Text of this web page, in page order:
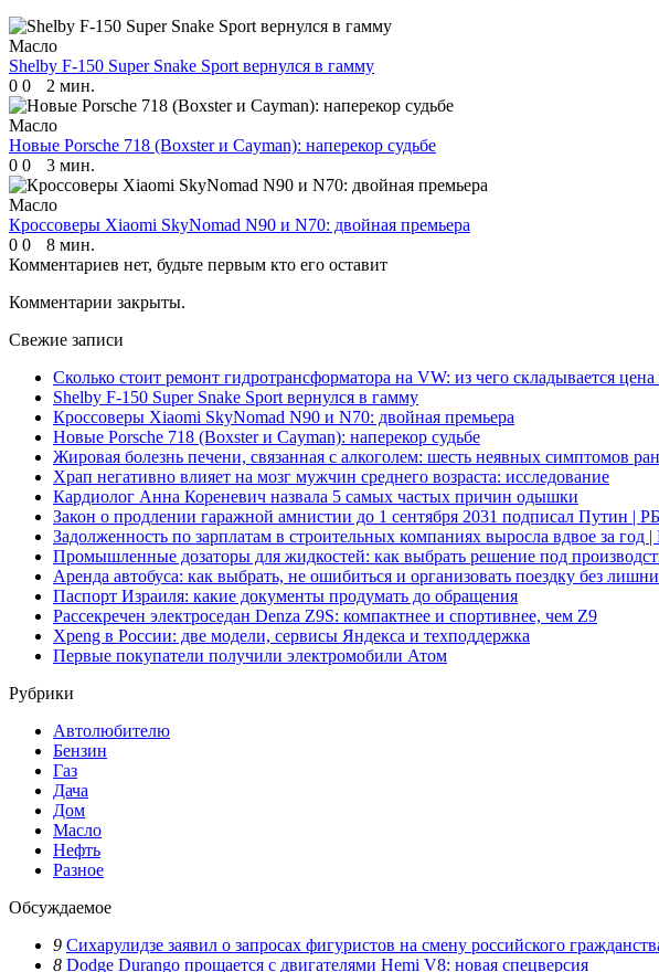
Масло
Shelby F-150 Super Snake Sport вернулся в гамму
0 0 2 мин.
Масло
Новые Porsche 718 (Boxster и Cayman): наперекор судьбе
0 0 3 мин.
Масло
Кроссоверы Xiaomi SkyNomad N90 и N70: двойная премьера
0 0
8 мин.
Комментариев нет, будьте первым кто его оставит
Комментарии закрыты.
Свежие записи
Сколько стоит ремонт гидротрансформатора на VW: из чего складывается
Shelby F-150 Super Snake Sport вернулся в гамму
Кроссоверы Xiaomi SkyNomad N90 и N70: двойная премьера
Новые Porsche 718 (Boxster и Cayman): наперекор судьбе
Жировая болезнь печени, связанная с алкоголем: шесть неявных симптомов
Храп негативно влияет на мозг мужчин среднего возраста: исследование
Кардиолог Анна Кореневич назвала 5 самых частых причин одышки
Закон о продлении гаражной амнистии до 1 сентября 2031 подписал Путин |
Задолженность по зарплатам в строительных компаниях выросла вдвое за
Промышленные дозаторы для жидкостей: как выбрать решение под
Аренда автобуса: как выбрать, не ошибиться и организовать поездку без
Паспорт Израиля: какие документы продумать до обращения
Рассекречен электроседан Denza Z9S: компактнее и спортивнее, чем Z9
Xpeng в России: две модели, сервисы Яндекса и техподдержка
Первые покупатели получили электромобили Атом
Рубрики
Автолюбителю
Бензин
Газ
Дача
Дом
Масло
Нефть
Разное
Обсуждаемое
9 Сихарулидзе заявил о запросах фигуристов на смену российского
8 Dodge Durango прощается с двигателями Hemi V8: новая спецверсия